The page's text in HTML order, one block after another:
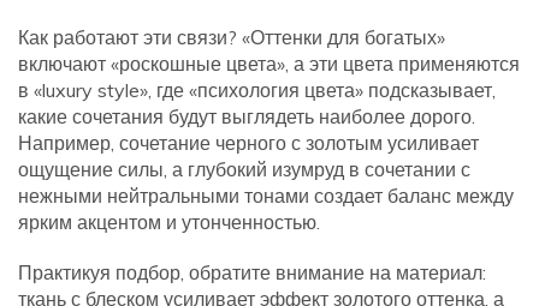
Как работают эти связи? «Оттенки для богатых»
включают «роскошные цвета», а эти цвета применяются
в «luxury style», где «психология цвета» подсказывает,
какие сочетания будут выглядеть наиболее дорого.
Например, сочетание черного с золотым усиливает
ощущение силы, а глубокий изумруд в сочетании с
нежными нейтральными тонами создает баланс между
ярким акцентом и утонченностью.
Практикуя подбор, обратите внимание на материал:
ткань с блеском усиливает эффект золотого оттенка, а